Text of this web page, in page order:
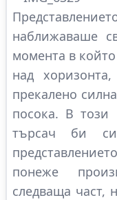
наближаваше
момента в
над
прекалено
посока. В този
търсач би
понеже
следваща част,